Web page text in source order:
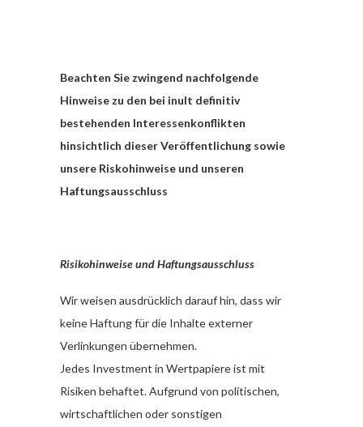
Beachten Sie zwingend nachfolgende
Hinweise zu den bei inult definitiv
bestehenden Interessenkonflikten
hinsichtlich dieser Veröffentlichung sowie
unsere Riskohinweise und unseren
Haftungsausschluss
Risikohinweise und Haftungsausschluss
Wir weisen ausdrücklich darauf hin, dass wir
keine Haftung für die Inhalte externer
Verlinkungen übernehmen.
Jedes Investment in Wertpapiere ist mit
Risiken behaftet. Aufgrund von politischen,
wirtschaftlichen oder sonstigen